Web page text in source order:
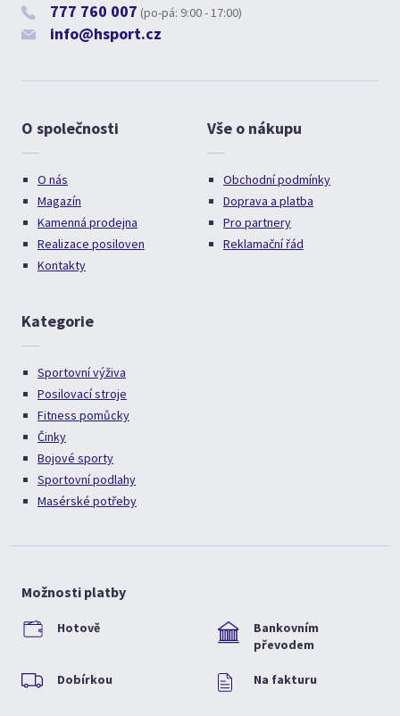
777 760 007 (po-pá: 9:00 - 17:00)
info@hsport.cz
O společnosti
O nás
Magazín
Kamenná prodejna
Realizace posiloven
Kontakty
Vše o nákupu
Obchodní podmínky
Doprava a platba
Pro partnery
Reklamační řád
Kategorie
Sportovní výživa
Posilovací stroje
Fitness pomůcky
Činky
Bojové sporty
Sportovní podlahy
Masérské potřeby
Možnosti platby
Hotově
Bankovním
převodem
Dobírkou Na fakturu